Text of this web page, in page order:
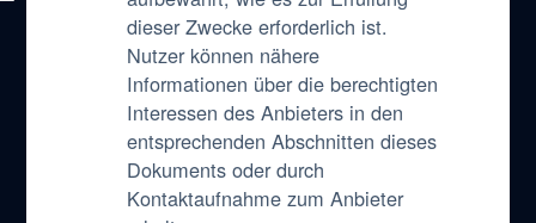
dieser Zwecke erforderlich ist.
Nutzer können nähere
Informationen über die berechtigten
Interessen des Anbieters in den
entsprechenden Abschnitten dieses
Dokuments oder durch
Kontaktaufnahme zum Anbieter